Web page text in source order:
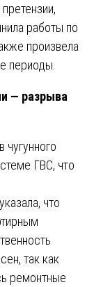
работы по
произвела
периоды.
— разрыва
чугунного
ГВС, что
что
так как
ремонтные